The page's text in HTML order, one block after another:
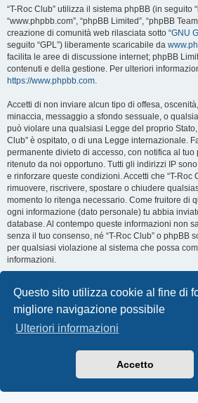
Questo sito utilizza cookie al fine di
migliore navigazione possibile
Ulteriori informazioni
Accetto
“T-Roc Club” utilizza il sistema phpBB (in seguito
“www.phpbb.com”, “phpBB Limited”, “phpBB
creazione di comunità web rilasciata sotto “GNU
seguito “GPL”) liberamente scaricabile da
facilita le aree di discussione internet; phpBB
contenuti e della gestione. Per ulteriori
https://www.phpbb.com.
Accetti di non inviare alcun tipo di offesa,
minaccia, messaggio a sfondo sessuale, o
può violare una qualsiasi Legge del proprio
Club” è ospitato, o di una Legge internazionale.
permanente divieto di accesso, con notifica al tuo
ritenuto da noi opportuno. Tutti gli indirizzi IP
e rinforzare queste condizioni. Accetti che “T-Roc
rimuovere, riscrivere, spostare o chiudere
momento lo ritenga necessario. Come fruitore di
ogni informazione (dato personale) tu abbia
database. Al contempo queste informazioni non
senza il tuo consenso, né “T-Roc Club” o phpBB
per qualsiasi violazione al sistema che possa
informazioni.
T-Roc Club T-Roc Club
Traduzione Italiana